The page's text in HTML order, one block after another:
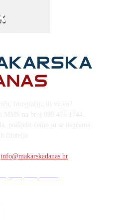
info@makarskadanas.hr